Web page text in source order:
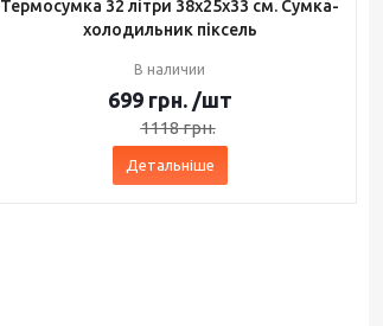
Термосумка 32 літри 38x25x33 см. Сумка-
холодильник піксель
В наличии
699 грн. /шт
1118грн.
Детальніше